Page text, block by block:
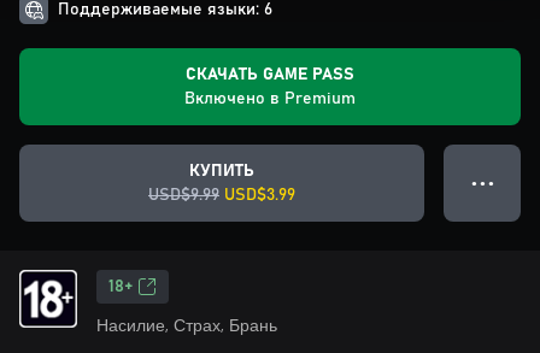
Поддерживаемые языки: 6
СКАЧАТЬ GAME PASS
Включено в Premium
КУПИТЬ
USD$9.99 USD$3.99
● ● ●
18+
Насилие, Страх, Брань